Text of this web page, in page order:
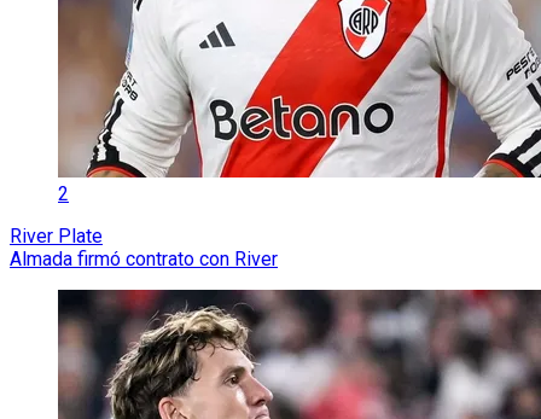
2
River Plate
Almada firmó contrato con River